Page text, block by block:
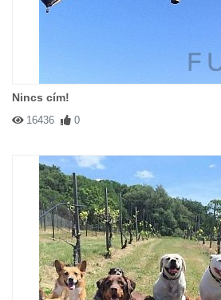
Nincs cím!
16436 0